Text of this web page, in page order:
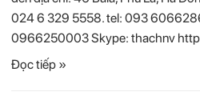
024 6 329 5558. tel: 093
0966250003 Skype: thachnv
Đọc tiếp »